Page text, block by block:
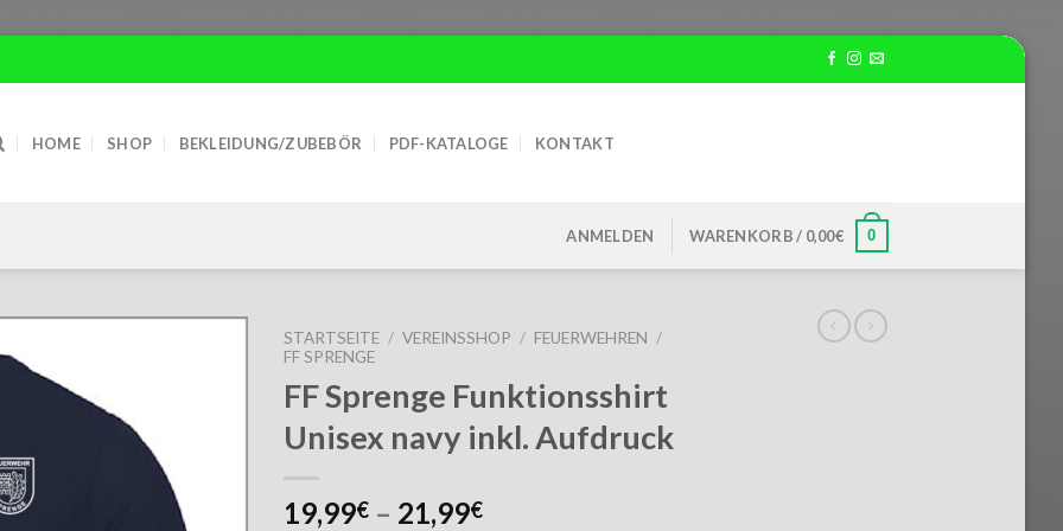
HOME SHOP BEKLEIDUNG/ZUBEBÖR PDF-KATALOGE KONTAKT
ANMELDEN WARENKORB / 0,00€ 0
STARTSEITE / VEREINSSHOP / FEUERWEHREN /
FF SPRENGE
FF Sprenge Funktionsshirt
Unisex navy inkl. Aufdruck
19,99€ – 21,99€